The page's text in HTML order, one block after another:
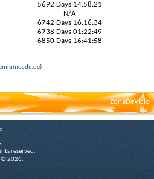
5692 Days 14:58:21
N/A
6742 Days 16:16:34
6738 Days 01:22:49
6850 Days 16:41:58
)
ZonaDeVicio
11:38.
reserved.
© 2026.